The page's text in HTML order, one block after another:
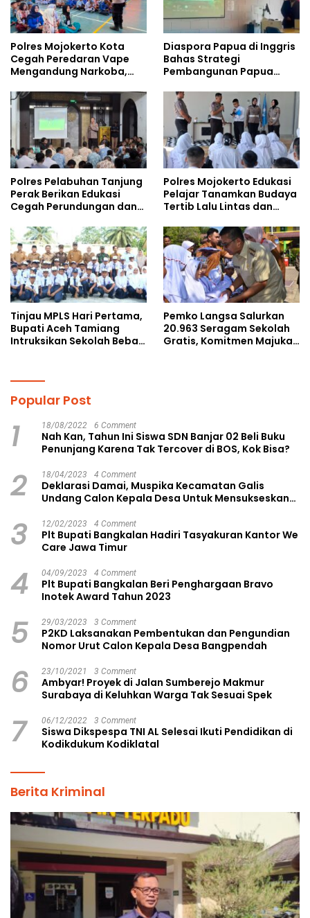
Polres Mojokerto Kota
Cegah Peredaran Vape
Mengandung Narkoba,
Kalangan Remaja
Diaspora Papua di Inggris
Bahas Strategi
Pembangunan Papua
Doktoral Internasional
Polres Pelabuhan Tanjung
Perak Berikan Edukasi
Cegah Perundungan dan
kepada Pelajar MPLS
Polres Mojokerto Edukasi
Pelajar Tanamkan Budaya
Tertib Lalu Lintas dan
Tinjau MPLS Hari Pertama,
Bupati Aceh Tamiang
Intruksikan Sekolah Bebas
Pemko Langsa Salurkan
20.963 Seragam Sekolah
Gratis, Komitmen Majukan
Popular Post
1 18/08/2022 6 Comment
Nah Kan, Tahun Ini Siswa SDN Banjar 02 Beli Buku
Penunjang Karena Tak Tercover di BOS, Kok Bisa?
2 18/04/2023 4 Comment
Deklarasi Damai, Muspika Kecamatan Galis
Undang Calon Kepala Desa Untuk Mensukseskan
3 12/02/2023 4 Comment
Plt Bupati Bangkalan Hadiri Tasyakuran Kantor We
Care Jawa Timur
4 04/09/2023 4 Comment
Plt Bupati Bangkalan Beri Penghargaan Bravo
Inotek Award Tahun 2023
5 29/03/2023 3 Comment
P2KD Laksanakan Pembentukan dan Pengundian
Nomor Urut Calon Kepala Desa Bangpendah
6 23/10/2021 3 Comment
Ambyar! Proyek di Jalan Sumberejo Makmur
Surabaya di Keluhkan Warga Tak Sesuai Spek
7 06/12/2022 3 Comment
Siswa Dikspespa TNI AL Selesai Ikuti Pendidikan di
Kodikdukum Kodiklatal
Berita Kriminal